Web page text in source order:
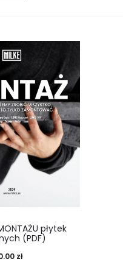
płytek
(PDF)
zł